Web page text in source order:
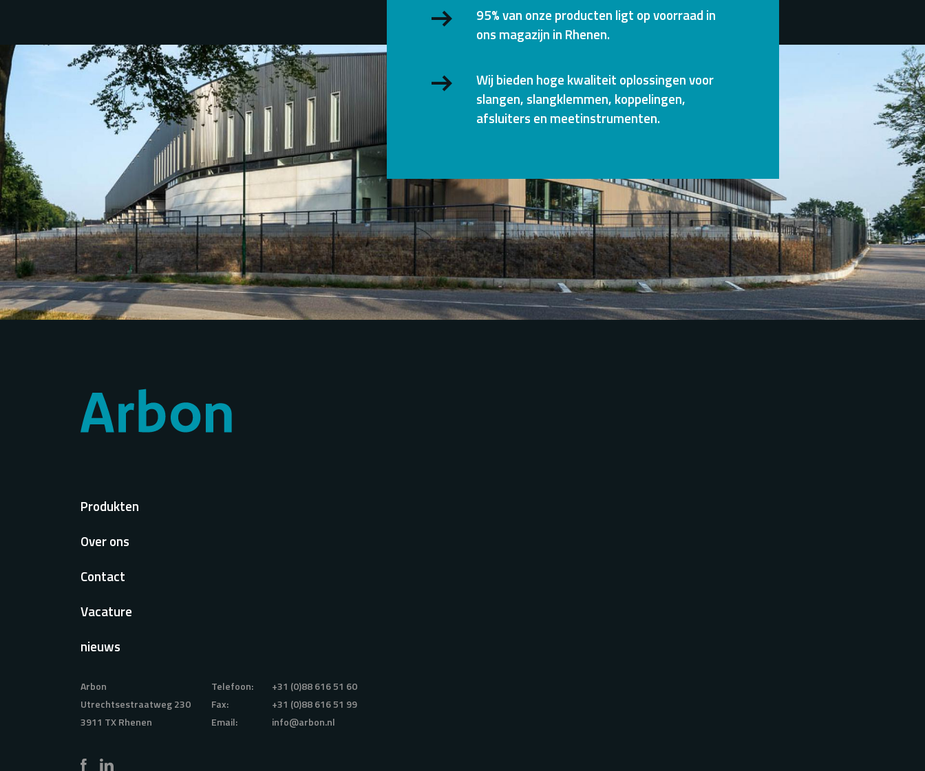
95% van onze producten ligt op voorraad in
ons magazijn in Rhenen.
Wij bieden hoge kwaliteit oplossingen voor
slangen, slangklemmen, koppelingen,
afsluiters en meetinstrumenten.
Voet
Produkten
Over ons
Contact
Vacature
nieuws
Arbon
Utrechtsestraatweg 230
3911 TX Rhenen
Telefoon:
+31 (0)88 616 51 60
Fax:
+31 (0)88 616 51 99
Email:
info@arbon.nl